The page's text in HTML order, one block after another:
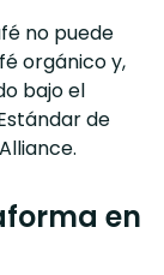
no puede
orgánico y,
bajo el
de
en